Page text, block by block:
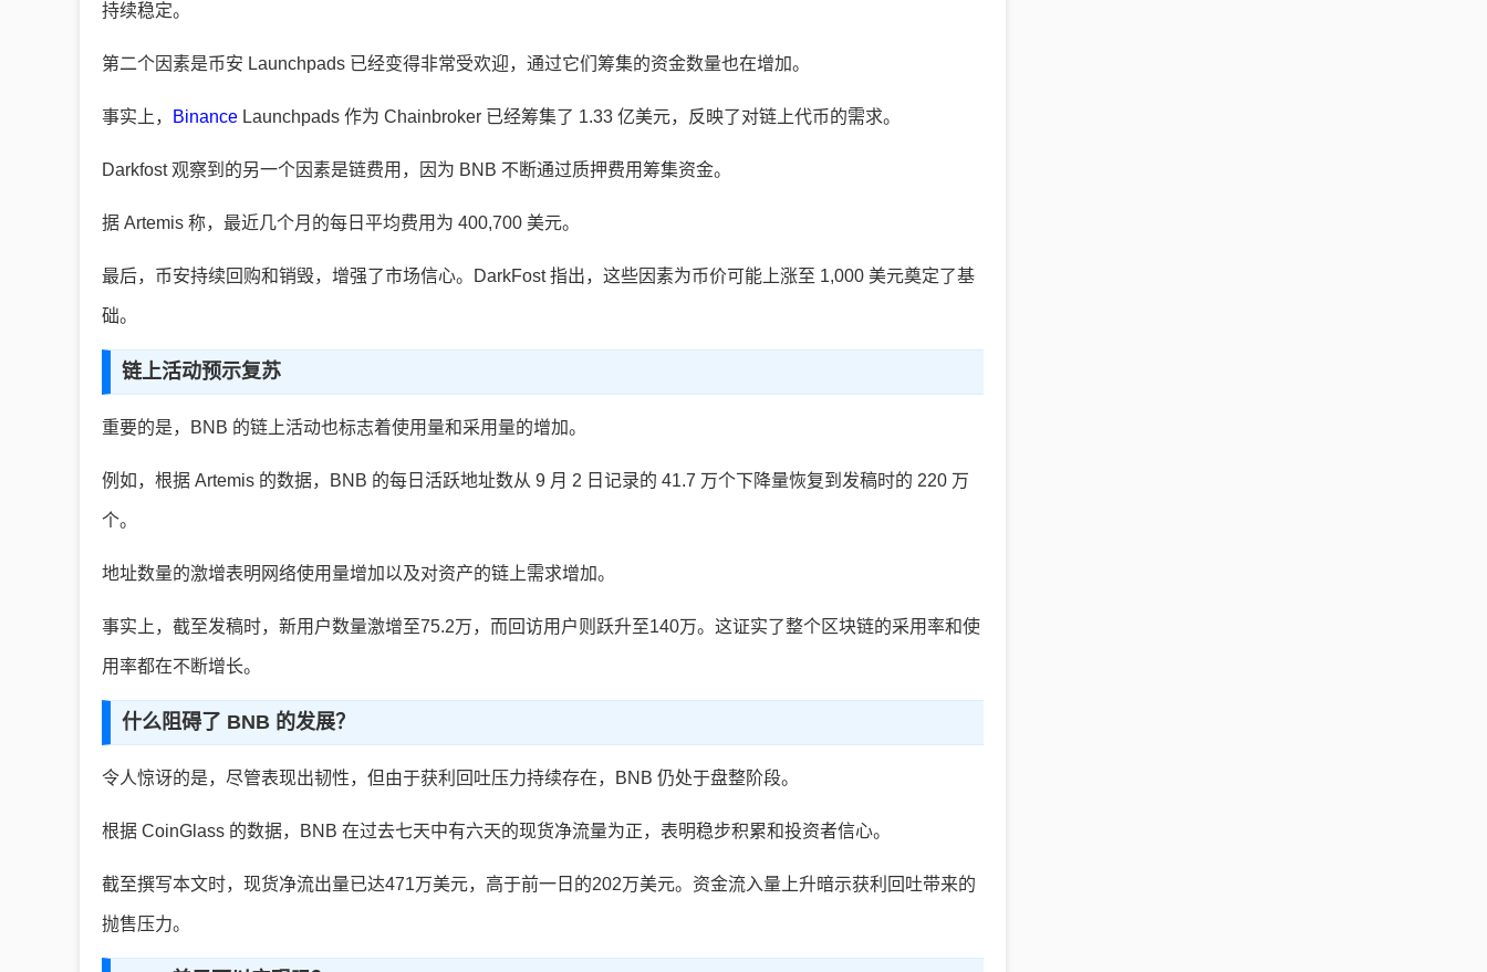
持续稳定。
第二个因素是币安 Launchpads 已经变得非常受欢迎，通过它们筹集的资金数量也在增加。
事实上， Binance Launchpads 作为 Chainbroker 已经筹集了 1.33 亿美元，反映了对链上代币的需求。
Darkfost 观察到的另一个因素是链费用，因为 BNB 不断通过质押费用筹集资金。
据 Artemis 称，最近几个月的每日平均费用为 400,700 美元。
最后，币安持续回购和销毁，增强了市场信心。DarkFost 指出，这些因素为币价可能上涨至 1,000 美元奠定了基
础。
链上活动预示复苏
重要的是，BNB 的链上活动也标志着使用量和采用量的增加。
例如，根据 Artemis 的数据，BNB 的每日活跃地址数从 9 月 2 日记录的 41.7 万个下降量恢复到发稿时的 220 万
个。
地址数量的激增表明网络使用量增加以及对资产的链上需求增加。
事实上，截至发稿时，新用户数量激增至75.2万，而回访用户则跃升至140万。这证实了整个区块链的采用率和使
用率都在不断增长。
什么阻碍了 BNB 的发展？
令人惊讶的是，尽管表现出韧性，但由于获利回吐压力持续存在，BNB 仍处于盘整阶段。
根据 CoinGlass 的数据，BNB 在过去七天中有六天的现货净流量为正，表明稳步积累和投资者信心。
截至撰写本文时，现货净流出量已达471万美元，高于前一日的202万美元。资金流入量上升暗示获利回吐带来的
抛售压力。